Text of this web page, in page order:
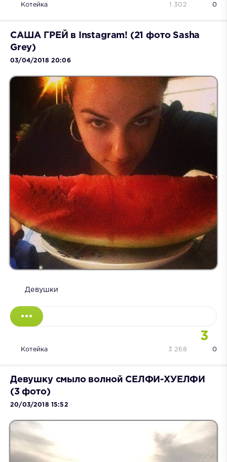
Котейка 0
1 302
САША ГРЕЙ в Instagram! (21 фото Sasha
Grey)
03/04/2018 20:06
Девушки
3
Котейка 0
3 268
Девушку смыло волной СЕЛФИ-ХУЕЛФИ
(3 фото)
20/03/2018 15:52